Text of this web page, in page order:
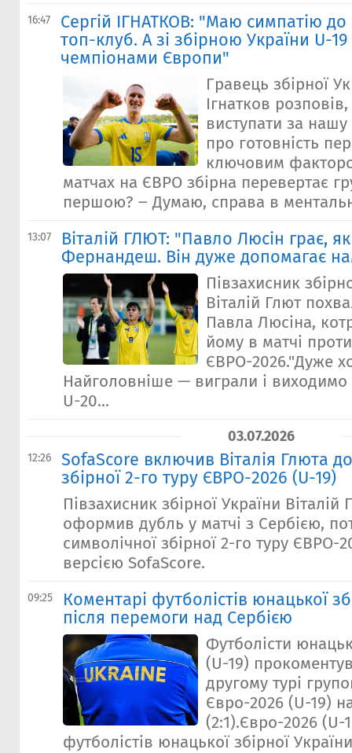
16:47
Сергій ІГНАТКОВ: "Маю симпатію
топ-клуб. А зі збірною України U-
чемпіонами Європи"
Гравець збірної
Ігнатков
виступати за
про готовність
ключовим
матчах на ЄВРО збірна перевертає
першою? ‒ Думаю, справа в
13:07
Віталій ГЛЮТ: "Павло Люсін грає,
Фернандеш. Він дуже допомагає
Півзахисник
Віталій Глют
Павла Люсіна,
йому в матчі
ЄВРО-2026."Дуже
Найголовніше — виграли і виходимо
U-20...
03.07.2026
12:26
SofaScore включив Віталія Глюта
збірної 2-го туру ЄВРО-2026 (U-19)
Півзахисник збірної України Віталій
оформив дубль у матчі з Сербією,
символічної збірної 2-го туру ЄВРО-
версією SofaScore.
09:25
Коментарі футболістів юнацької
після перемоги над Сербією
Футболісти
(U-19)
другому турі
Євро-2026 (U-19)
(2:1).Євро-2026 (U-
футболістів юнацької збірної